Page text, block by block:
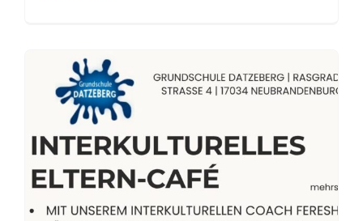
Eltern-Cafe`
Schulleben